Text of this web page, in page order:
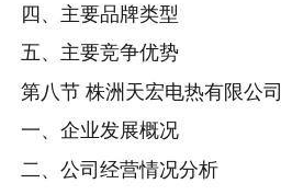
四、主要品牌类型
五、主要竞争优势
第八节 株洲天宏电热有限公司
一、企业发展概况
二、公司经营情况分析